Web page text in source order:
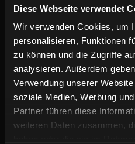
Diese Webseite verwendet
Wir verwenden Cookies, um
personalisieren, Funktionen
zu können und die Zugriffe
analysieren. Außerdem
Verwendung unserer
soziale Medien, Werbung
Partner führen diese
weiteren Daten zusammen,
Besetzung:Ursula Strauss,
Thomas Fränzel, Rainer Egger,
Kálmán Koblicska, Joachim
Meile, Günter Tolar, Mario Fürst
Inkludierte Sprachfassungen:
Mehrsprachige OV mit
Deutsche OV mit enUT
Drama / Preisgekrönt